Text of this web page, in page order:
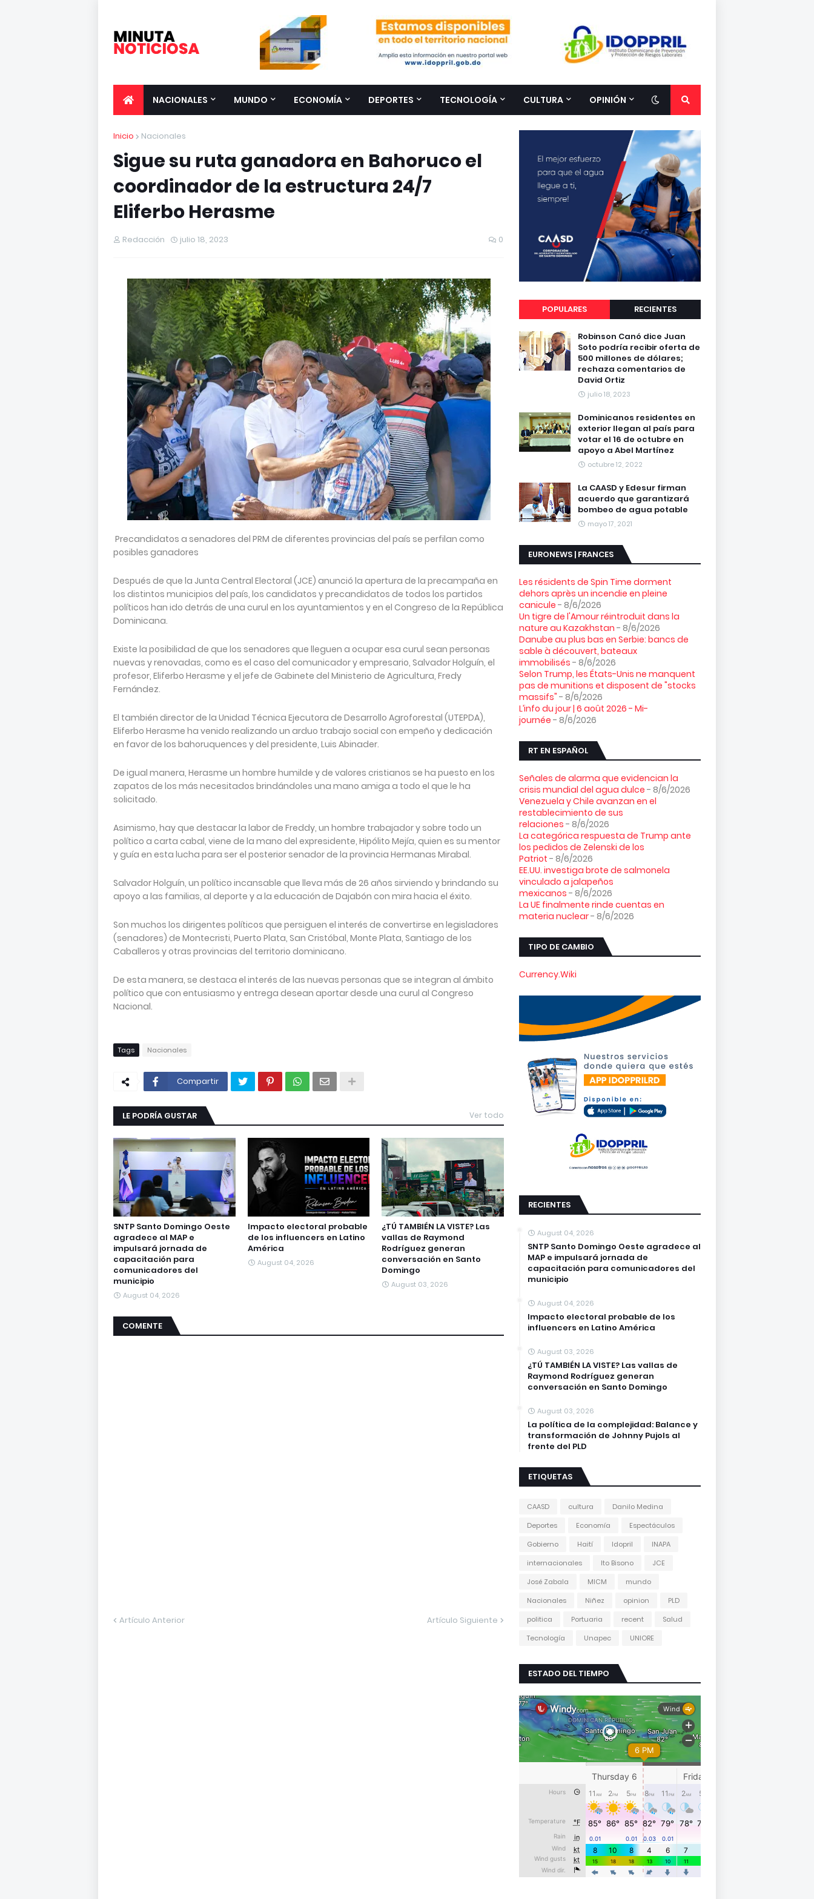
NACIONALES MUNDO ECONOMÍA DEPORTES TECNOLOGÍA CULTURA OPINIÓN
Inicio Nacionales
Sigue su ruta ganadora en Bahoruco el
coordinador de la estructura 24/7
Eliferbo Herasme
Redacción julio 18, 2023 0
Precandidatos a senadores del PRM de diferentes provincias del país se perfilan como
posibles ganadores
Después de que la Junta Central Electoral (JCE) anunció la apertura de la precampaña en
los distintos municipios del país, los candidatos y precandidatos de todos los partidos
políticos han ido detrás de una curul en los ayuntamientos y en el Congreso de la República
Dominicana.
Existe la posibilidad de que los senadores que lleguen a ocupar esa curul sean personas
nuevas y renovadas, como es el caso del comunicador y empresario, Salvador Holguín, el
profesor, Eliferbo Herasme y el jefe de Gabinete del Ministerio de Agricultura, Fredy
Fernández.
El también director de la Unidad Técnica Ejecutora de Desarrollo Agroforestal (UTEPDA),
Eliferbo Herasme ha venido realizando un arduo trabajo social con empeño y dedicación
en favor de los bahoruquences y del presidente, Luis Abinader.
De igual manera, Herasme un hombre humilde y de valores cristianos se ha puesto en los
zapatos de los más necesitados brindándoles una mano amiga a todo el que le ha
solicitado.
Asimismo, hay que destacar la labor de Freddy, un hombre trabajador y sobre todo un
político a carta cabal, viene de la mano del expresidente, Hipólito Mejía, quien es su mentor
y guía en esta lucha para ser el posterior senador de la provincia Hermanas Mirabal.
Salvador Holguín, un político incansable que lleva más de 26 años sirviendo y brindando su
apoyo a las familias, al deporte y a la educación de Dajabón con mira hacia el éxito.
Son muchos los dirigentes políticos que persiguen el interés de convertirse en legisladores
(senadores) de Montecristi, Puerto Plata, San Cristóbal, Monte Plata, Santiago de los
Caballeros y otras provincias del territorio dominicano.
De esta manera, se destaca el interés de las nuevas personas que se integran al ámbito
político que con entusiasmo y entrega desean aportar desde una curul al Congreso
Nacional.
Tags Nacionales
Compartir
LE PODRÍA GUSTAR Ver todo
SNTP Santo Domingo Oeste
agradece al MAP e
impulsará jornada de
capacitación para
comunicadores del
municipio
August 04, 2026
Impacto electoral probable
de los influencers en Latino
América
August 04, 2026
¿TÚ TAMBIÉN LA VISTE? Las
vallas de Raymond
Rodríguez generan
conversación en Santo
Domingo
August 03, 2026
COMENTE
Artículo Anterior Artículo Siguiente
POPULARES RECIENTES
Robinson Canó dice Juan
Soto podría recibir oferta de
500 millones de dólares;
rechaza comentarios de
David Ortiz
julio 18, 2023
Dominicanos residentes en
exterior llegan al país para
votar el 16 de octubre en
apoyo a Abel Martínez
octubre 12, 2022
La CAASD y Edesur firman
acuerdo que garantizará
bombeo de agua potable
mayo 17, 2021
EURONEWS | FRANCES
Les résidents de Spin Time dorment
dehors après un incendie en pleine
canicule - 8/6/2026
Un tigre de l'Amour réintroduit dans la
nature au Kazakhstan - 8/6/2026
Danube au plus bas en Serbie: bancs de
sable à découvert, bateaux
immobilisés - 8/6/2026
Selon Trump, les États-Unis ne manquent
pas de munitions et disposent de "stocks
massifs" - 8/6/2026
L’info du jour | 6 août 2026 - Mi-
journée - 8/6/2026
RT EN ESPAÑOL
Señales de alarma que evidencian la
crisis mundial del agua dulce - 8/6/2026
Venezuela y Chile avanzan en el
restablecimiento de sus
relaciones - 8/6/2026
La categórica respuesta de Trump ante
los pedidos de Zelenski de los
Patriot - 8/6/2026
EE.UU. investiga brote de salmonela
vinculado a jalapeños
mexicanos - 8/6/2026
La UE finalmente rinde cuentas en
materia nuclear- 8/6/2026
TIPO DE CAMBIO
Currency.Wiki
RECIENTES
August 04, 2026
SNTP Santo Domingo Oeste agradece al
MAP e impulsará jornada de
capacitación para comunicadores del
municipio
August 04, 2026
Impacto electoral probable de los
influencers en Latino América
August 03, 2026
¿TÚ TAMBIÉN LA VISTE? Las vallas de
Raymond Rodríguez generan
conversación en Santo Domingo
August 03, 2026
La política de la complejidad: Balance y
transformación de Johnny Pujols al
frente del PLD
ETIQUETAS
CAASD cultura
Danilo Medina
Deportes
Economía
Espectáculos
Gobierno
Haití Idopril
INAPA
internacionales
Ito Bisono
JCE
José Zabala
MICM
mundo
Nacionales
Niñez opinion
PLD
politica
Portuaria recent
Salud
Tecnología
Unapec UNIORE
ESTADO DEL TIEMPO